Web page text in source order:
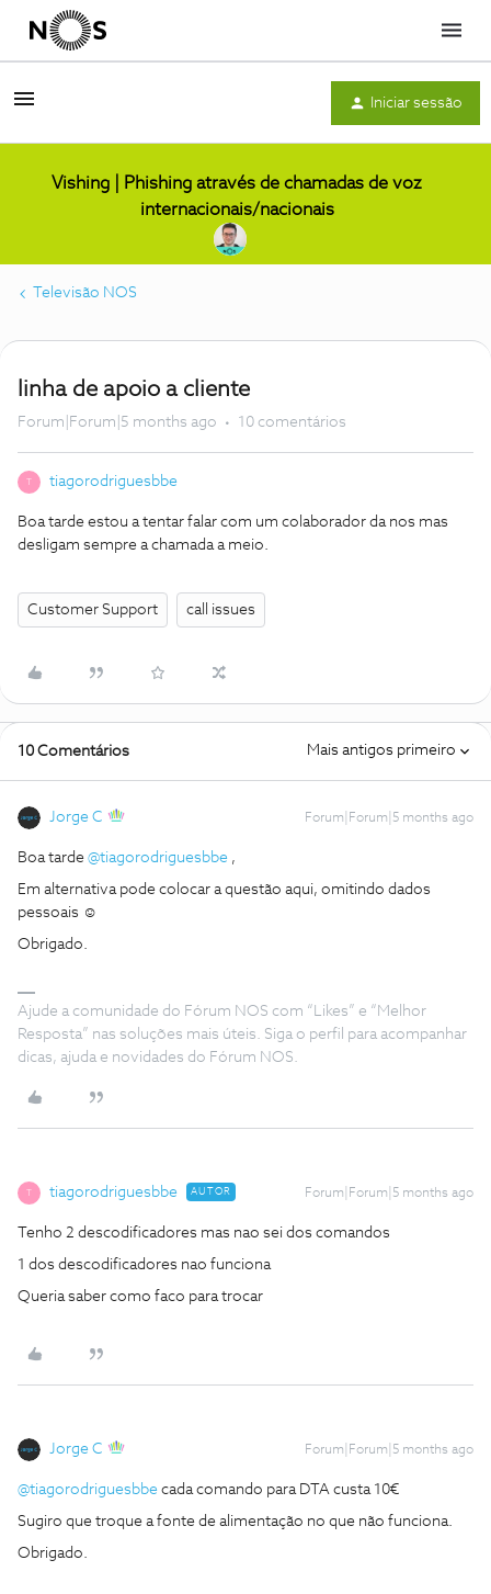
Menu
Iniciar sessão
Vishing | Phishing através de chamadas de voz
internacionais/nacionais
Televisão NOS
linha de apoio a cliente
Forum|Forum|5 months ago 10 comentários
T tiagorodriguesbbe
Boa tarde estou a tentar falar com um colaborador da nos mas
desligam sempre a chamada a meio.
Customer Support call issues
10 Comentários Mais antigos primeiro
Jorge C Forum|Forum|5 months ago
Boa tarde ​ @tiagorodriguesbbe ,
Em alternativa pode colocar a questão aqui, omitindo dados
pessoais ☺️
Obrigado.
Ajude a comunidade do Fórum NOS com “Likes” e “Melhor
Resposta” nas soluções mais úteis. Siga o perfil para acompanhar
dicas, ajuda e novidades do Fórum NOS.
T tiagorodriguesbbe AUTOR Forum|Forum|5 months ago
Tenho 2 descodificadores mas nao sei dos comandos
1 dos descodificadores nao funciona
Queria saber como faco para trocar
Jorge C Forum|Forum|5 months ago
@tiagorodriguesbbe cada comando para DTA custa 10€
Sugiro que troque a fonte de alimentação no que não funciona.
Obrigado.